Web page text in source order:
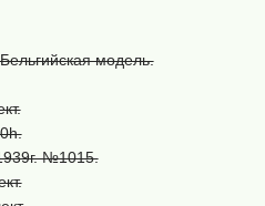
модель.
№1015.